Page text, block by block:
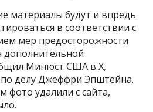
материалы будут и впредь
в соответствии с
мер предосторожности
дополнительной
Минюст США в X,
делу Джеффри Эпштейна.
удалили с сайта,